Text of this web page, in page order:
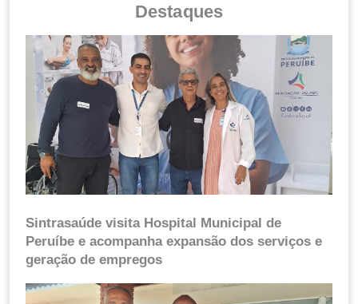
Destaques
Sintrasaúde visita Hospital Municipal de
Peruíbe e acompanha expansão dos serviços e
geração de empregos